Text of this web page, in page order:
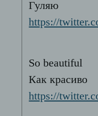
Гуляю
https://
So beautiful
Как красиво
https://